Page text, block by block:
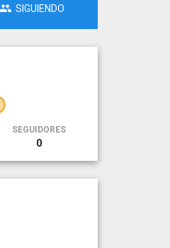
SIGUIENDO
SEGUIDORES
0